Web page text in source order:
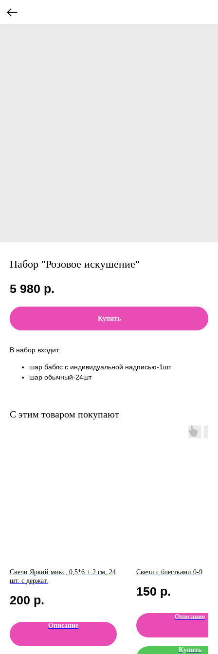
Набор "Розовое искушение"
5 980 р.
Купить
В набор входит:
шар баблс с индивидуальной надписью-1шт
шар обычный-24шт
С этим товаром покупают
Свечи Яркий микс, 0,5*6 + 2 см, 24
шт. с держат.
200 р.
Описание
Свечи с блестками 0-9
150 р.
Описание
Купить